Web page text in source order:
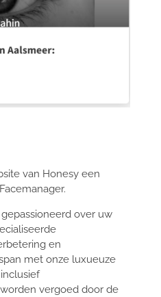
van Honesy een
over uw
en
met onze luxueuze
vergoed door de